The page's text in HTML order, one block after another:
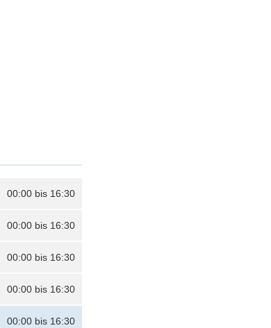
00:00 bis 16:30
00:00 bis 16:30
00:00 bis 16:30
00:00 bis 16:30
00:00 bis 16:30